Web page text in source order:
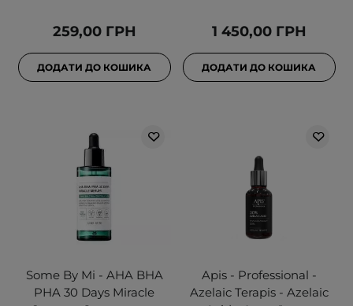
259,00 ГРН
ДОДАТИ ДО КОШИКА
1 450,00 ГРН
ДОДАТИ ДО КОШИКА
Some By Mi - AHA BHA
PHA 30 Days Miracle
Apis - Professional -
Azelaic Terapis - Azelaic